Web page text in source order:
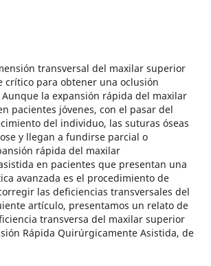
transversal del maxilar superior
crítico para obtener una oclusión
la expansión rápida del maxilar
pacientes jóvenes, con el pasar del
del individuo, las suturas óseas
y llegan a fundirse parcial o
rápida del maxilar
en pacientes que presentan una
avanzada es el procedimiento de
las deficiencias transversales del
artículo, presentamos un relato de
transversa del maxilar superior
Rápida Quirúrgicamente Asistida, de